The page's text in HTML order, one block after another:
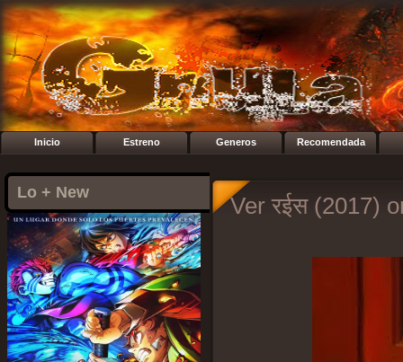
Inicio Estreno Generos Recomendada
Lo + New Ver रईस (2017)